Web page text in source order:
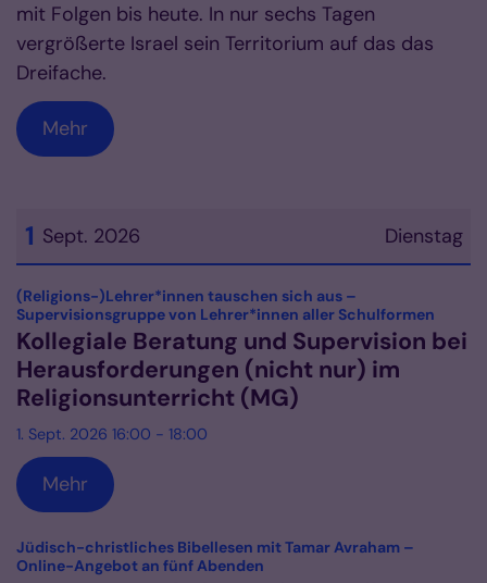
mit Folgen bis heute. In nur sechs Tagen
vergrößerte Israel sein Territorium auf das das
Dreifache.
Mehr
Dienstag
1 Sept. 2026
Datum: 1. September 2026
(Religions-)Lehrer*innen tauschen sich aus –
Supervisionsgruppe von Lehrer*innen aller Schulformen
Kollegiale Beratung und Supervision bei
Herausforderungen (nicht nur) im
Religionsunterricht (MG)
1. Sept. 2026 16:00 - 18:00
Mehr
Jüdisch-christliches Bibellesen mit Tamar Avraham –
Online-Angebot an fünf Abenden